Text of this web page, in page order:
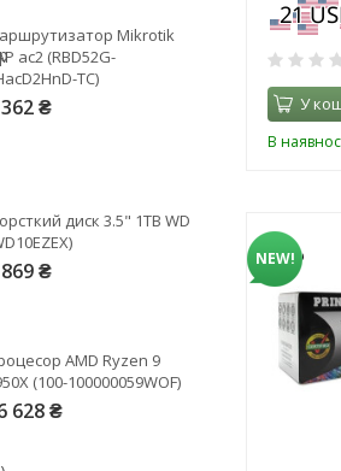
У
В
NEW!
EXE.ua:4.6
Mikrotik
ac2 (RBD52G-
TC)
₴
диск 3.5" 1TB WD
₴
AMD Ryzen 9
(100-100000059WOF)
628 ₴